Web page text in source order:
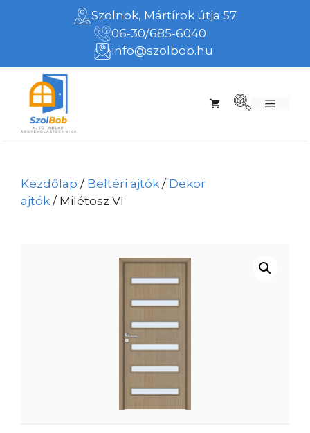
Szolnok, Mártírok útja 57
06-30/685-6040
info@szolbob.hu
Menü
Kezdőlap / Beltéri ajtók / Dekor
ajtók / Milétosz VI